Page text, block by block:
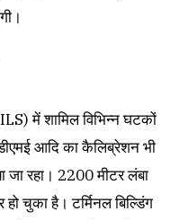
में शामिल विभिन्न घटकों
आदि का कैलिब्रेशन भी
जा रहा। 2200 मीटर लंबा
चुका है। टर्मिनल बिल्डिंग